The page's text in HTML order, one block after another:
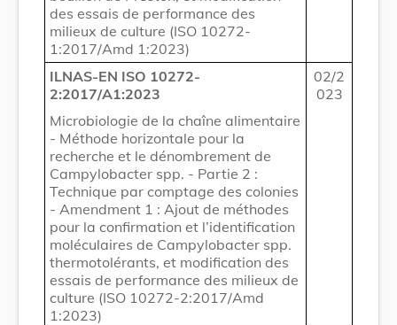
des essais de performance des
milieux de culture (ISO 10272-
1:2017/Amd 1:2023)
ILNAS-EN ISO 10272-
2:2017/A1:2023
02/2
023
Microbiologie de la chaîne alimentaire
- Méthode horizontale pour la
recherche et le dénombrement de
Campylobacter spp. - Partie 2 :
Technique par comptage des colonies
- Amendment 1 : Ajout de méthodes
pour la confirmation et l’identification
moléculaires de Campylobacter spp.
thermotolérants, et modification des
essais de performance des milieux de
culture (ISO 10272-2:2017/Amd
1:2023)